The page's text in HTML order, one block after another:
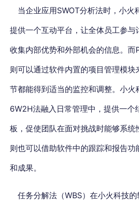
当企业应用SWOT分析法时，小火
提供一个互动平台，让全体员工参与
收集内部优势和外部机会的信息。而
则可以通过软件内置的项目管理模
节都能得到适当的监控和调整。小火
6W2H法融入日常管理中，提供一个
板，促使团队在面对挑战时能够系统
则也可以借助软件中的跟踪和报告
和成果。
任务分解法（WBS）在小火科技